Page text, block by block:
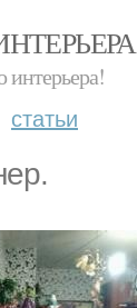
интерьера!
статьи